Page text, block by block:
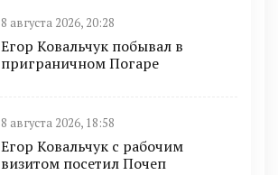
8 августа 2026, 20:28
Егор Ковальчук побывал в
приграничном Погаре
8 августа 2026, 18:58
Егор Ковальчук с рабочим
визитом посетил Почеп